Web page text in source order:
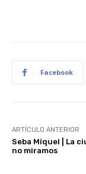
Facebook
ARTÍCULO ANTERIOR
Seba Miquel | La
no miramos